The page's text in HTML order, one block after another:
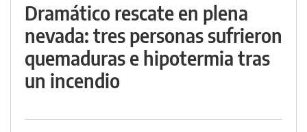
Dramático rescate en plena
nevada: tres personas sufrieron
quemaduras e hipotermia tras
un incendio